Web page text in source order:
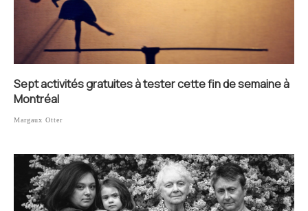
Sept activités gratuites à tester cette fin de semaine à
Montréal
Margaux Otter